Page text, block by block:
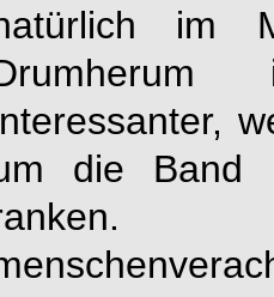
im
die Band